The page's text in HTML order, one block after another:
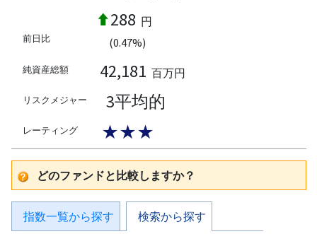
前日比
288 円
(0.47%)
純資産総額 42,181 百万円
リスクメジャー 3平均的
レーティング ★★★
どのファンドと比較しますか？
指数一覧から探す 検索から探す